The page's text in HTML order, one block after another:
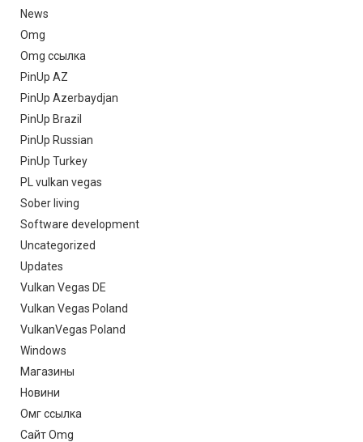
News
Omg
Omg ссылка
PinUp AZ
PinUp Azerbaydjan
PinUp Brazil
PinUp Russian
PinUp Turkey
PL vulkan vegas
Sober living
Software development
Uncategorized
Updates
Vulkan Vegas DE
Vulkan Vegas Poland
VulkanVegas Poland
Windows
Магазины
Новини
Омг ссылка
Сайт Omg